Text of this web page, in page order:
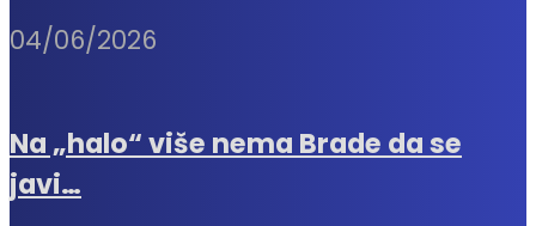
04/06/2026
Na „halo“ više nema Brade da se
javi…